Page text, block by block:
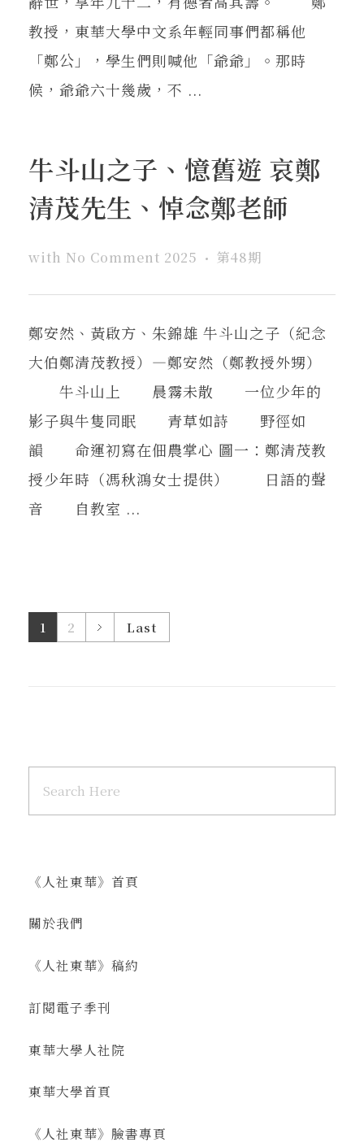
教授，東華大學中文系年輕同事們都稱他
「鄭公」，學生們則喊他「爺爺」。那時
候，爺爺六十幾歲，不 ...
牛斗山之子、憶舊遊 哀鄭
清茂先生、悼念鄭老師
with No Comment 2025 第48期
鄭安然、黃啟方、朱錦雄 牛斗山之子（紀念
大伯鄭清茂教授）—鄭安然（鄭教授外甥）
牛斗山上 晨霧未散 一位少年的
影子與牛隻同眠 青草如詩 野徑如
韻 命運初寫在佃農掌心 圖一：鄭清茂教
授少年時（馮秋鴻女士提供） 日語的聲
音 自教室 ...
1 2 Last
《人社東華》首頁
關於我們
《人社東華》稿約
訂閱電子季刊
東華大學人社院
東華大學首頁
《人社東華》臉書專頁